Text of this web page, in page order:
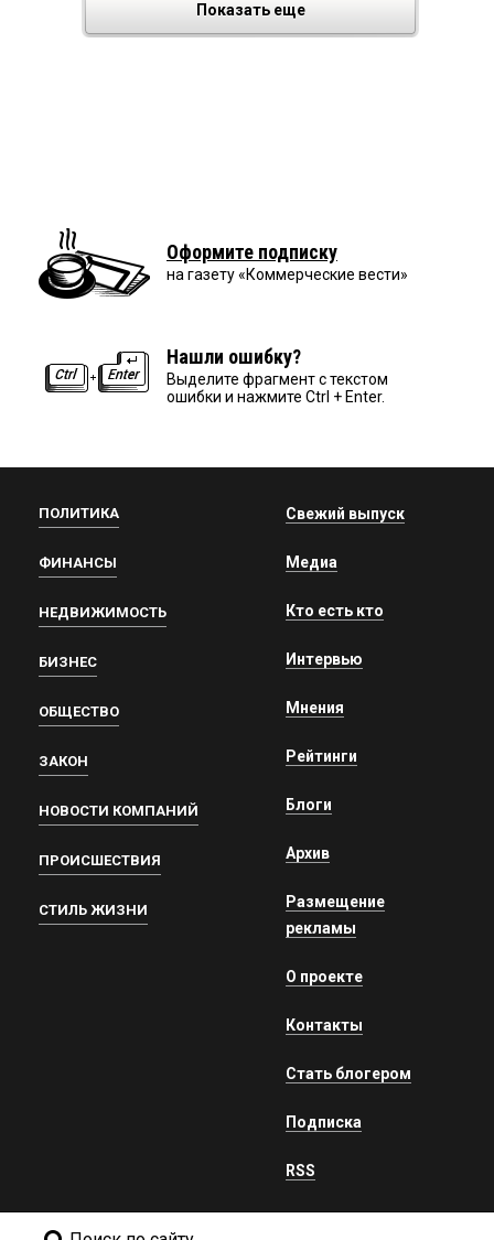
Показать еще
Оформите подписку
на газету «Коммерческие вести»
Нашли ошибку?
Выделите фрагмент с текстом
ошибки и нажмите Ctrl + Enter.
ПОЛИТИКА
ФИНАНСЫ
НЕДВИЖИМОСТЬ
БИЗНЕС
ОБЩЕСТВО
ЗАКОН
НОВОСТИ КОМПАНИЙ
ПРОИСШЕСТВИЯ
СТИЛЬ ЖИЗНИ
Свежий выпуск
Медиа
Кто есть кто
Интервью
Мнения
Рейтинги
Блоги
Архив
Размещение
рекламы
О проекте
Контакты
Стать блогером
Подписка
RSS